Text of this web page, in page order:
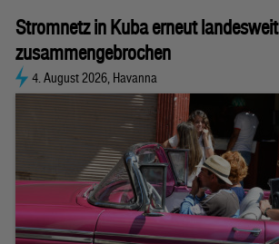
Stromnetz in Kuba erneut landesweit
zusammengebrochen
4. August 2026, Havanna